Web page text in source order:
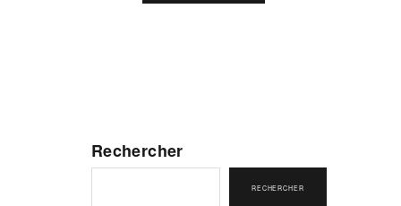
Rechercher
RECHERCHER